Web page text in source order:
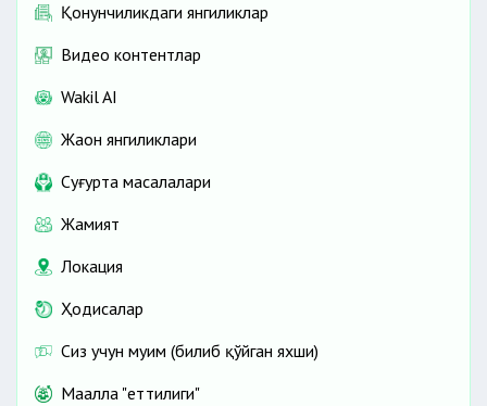
Қонунчиликдаги янгиликлар
Видео контентлар
Wakil AI
Жаҳон янгиликлари
Cуғурта масалалари
Жамият
Локация
Ҳодисалар
Сиз учун муҳим (билиб қўйган яхши)
Маҳалла "еттилиги"